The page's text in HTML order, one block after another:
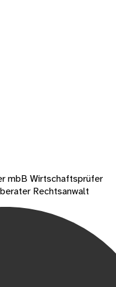
mbB Wirtschaftsprüfer
Rechtsanwalt